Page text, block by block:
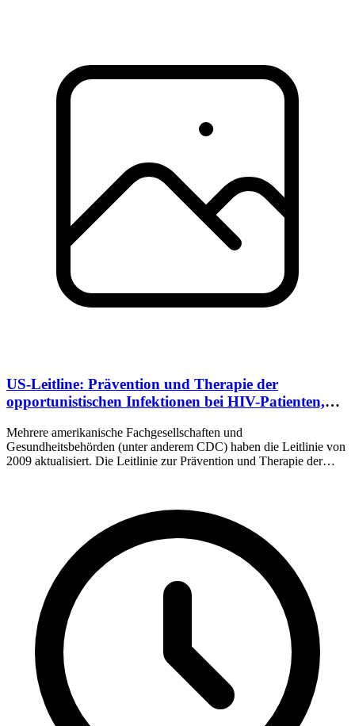
US-Leitline: Prävention und Therapie der
opportunistischen Infektionen bei HIV-Patienten,
Mehrere amerikanische Fachgesellschaften und
Gesundheitsbehörden (unter anderem CDC) haben die Leitlinie von
2009 aktualisiert. Die Leitlinie zur Prävention und Therapie der
on Opportunistic Infections in HIV-Infected Adults and
Adolescents. Guidelines for prevention and treatment of
opportunistic infections in HIV-infected adults and adolescents. May